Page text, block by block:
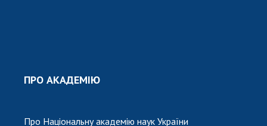
ПРО АКАДЕМІЮ
Про Національну академію наук України